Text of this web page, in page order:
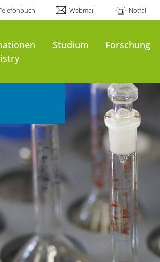
Webmail Notfall
Studium Forschung